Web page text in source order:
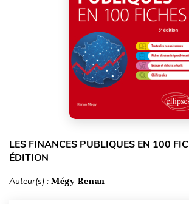
LES FINANCES PUBLIQUES EN 100
ÉDITION
Auteur(s) : Mégy Renan